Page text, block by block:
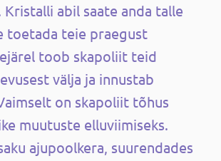
Kristalli abil saate anda talle
toetada teie praegust
toob skapoliit teid
välja ja innustab
on skapoliit tõhus
muutuste elluviimiseks.
ajupoolkera, suurendades